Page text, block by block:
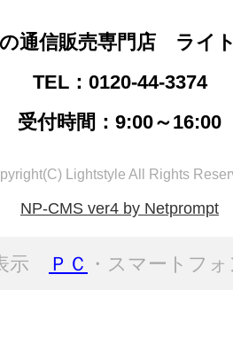
通信販売専門店 ライ
TEL：0120-44-3374
受付時間：9:00～16:00
Lightstyle All Rights
NP-CMS ver4 by Netprompt
示 ＰＣ ・スマートフ